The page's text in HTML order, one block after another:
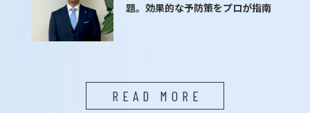
題。効果的な予防策をプロが指南
READ MORE